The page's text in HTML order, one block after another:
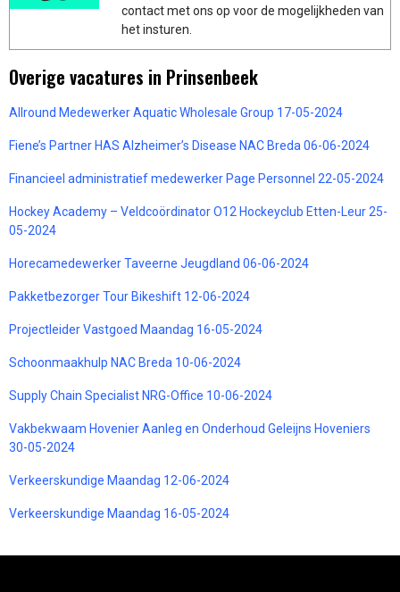
contact met ons op voor de mogelijkheden van
het insturen.
Overige vacatures in Prinsenbeek
Allround Medewerker Aquatic Wholesale Group 17-05-2024
Fiene’s Partner HAS Alzheimer’s Disease NAC Breda 06-06-2024
Financieel administratief medewerker Page Personnel 22-05-2024
Hockey Academy – Veldcoördinator O12 Hockeyclub Etten-Leur 25-
05-2024
Horecamedewerker Taveerne Jeugdland 06-06-2024
Pakketbezorger Tour Bikeshift 12-06-2024
Projectleider Vastgoed Maandag 16-05-2024
Schoonmaakhulp NAC Breda 10-06-2024
Supply Chain Specialist NRG-Office 10-06-2024
Vakbekwaam Hovenier Aanleg en Onderhoud Geleijns Hoveniers
30-05-2024
Verkeerskundige Maandag 12-06-2024
Verkeerskundige Maandag 16-05-2024